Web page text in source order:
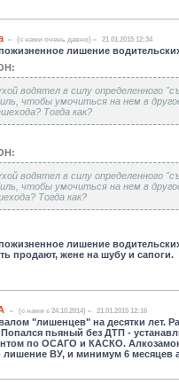
(c нами очень давно) 21.01.2015 12:34
лишение
водятел в силу определенного
чтобы умочиться на нем в
Тогда как?
водятел в силу определенного
чтобы умочиться на нем в
Тогда как?
лишение
продают, жене на шубу и сапоги.
(c нами с 24.10.2014) 21.01.2015 12:16
"лишенцев" на десятки лет.
пьяный без ДТП -
по ОСАГО и КАСКО. Алкозамок
лишение ВУ, и минимум 6 месяцев